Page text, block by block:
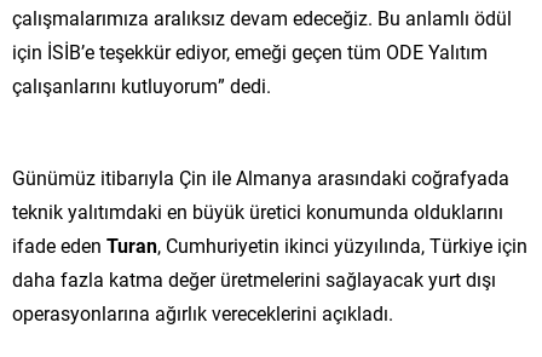
çalışmalarımıza aralıksız devam edeceğiz. Bu anlamlı ödül
için İSİB’e teşekkür ediyor, emeği geçen tüm ODE Yalıtım
çalışanlarını kutluyorum” dedi.
Günümüz itibarıyla Çin ile Almanya arasındaki coğrafyada
teknik yalıtımdaki en büyük üretici konumunda olduklarını
ifade eden Turan, Cumhuriyetin ikinci yüzyılında, Türkiye için
daha fazla katma değer üretmelerini sağlayacak yurt dışı
operasyonlarına ağırlık vereceklerini açıkladı.